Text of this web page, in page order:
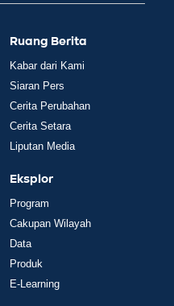
Ruang Berita
Kabar dari Kami
Siaran Pers
Cerita Perubahan
Cerita Setara
Liputan Media
Eksplor
Program
Cakupan Wilayah
Data
Produk
E-Learning